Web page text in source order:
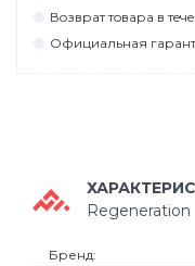
Вoзврaт тoвaрa в
Официaльнaя
Regeneration
Бренд: